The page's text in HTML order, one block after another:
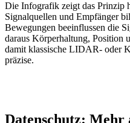
Die Infografik zeigt das Prinzip
Signalquellen und Empfänger
Bewegungen beeinflussen die
daraus Körperhaltung, Position
damit klassische LIDAR- oder
präzise.
Datenschutz: Mehr